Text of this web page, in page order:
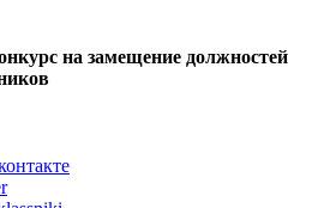
на замещение должностей